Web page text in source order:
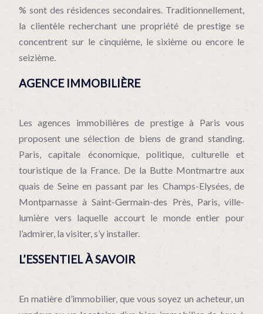
% sont des résidences secondaires. Traditionnellement,
la clientèle recherchant une propriété de prestige se
concentrent sur le cinquième, le sixième ou encore le
seizième.
AGENCE IMMOBILIÈRE
Les agences immobilières de prestige à Paris vous
proposent une sélection de biens de grand standing.
Paris, capitale économique, politique, culturelle et
touristique de la France. De la Butte Montmartre aux
quais de Seine en passant par les Champs-Elysées, de
Montparnasse à Saint-Germain-des Près, Paris, ville-
lumière vers laquelle accourt le monde entier pour
l’admirer, la visiter, s’y installer.
L’ESSENTIEL À SAVOIR
En matière d’immobilier, que vous soyez un acheteur, un